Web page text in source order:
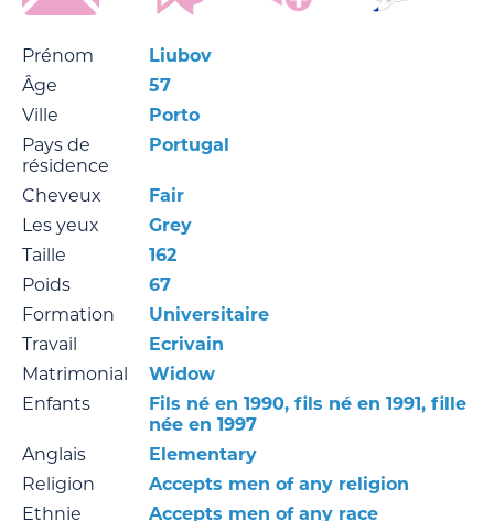
Prénom
Liubov
Âge
57
Ville
Porto
Pays de
résidence
Portugal
Cheveux
Fair
Les yeux
Grey
Taille
162
Poids
67
Formation
Universitaire
Travail
Ecrivain
Matrimonial
Widow
Enfants
Fils né en 1990, fils né en 1991, fille
née en 1997
Anglais
Elementary
Religion
Accepts men of any religion
Ethnie
Accepts men of any race